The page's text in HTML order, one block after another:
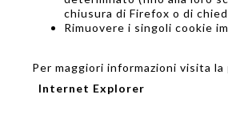
chiusura di Firefox o di
Rimuovere i singoli cookie
Per maggiori informazioni visita la
Internet Explorer